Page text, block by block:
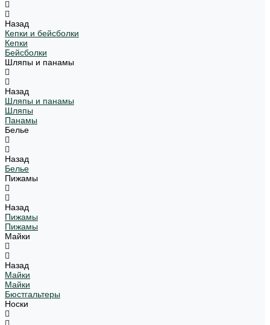
Назад
Кепки и бейсболки
Кепки
Бейсболки
Шляпы и панамы
Назад
Шляпы и панамы
Шляпы
Панамы
Белье
Назад
Белье
Пижамы
Назад
Пижамы
Пижамы
Майки
Назад
Майки
Майки
Бюстгальтеры
Носки